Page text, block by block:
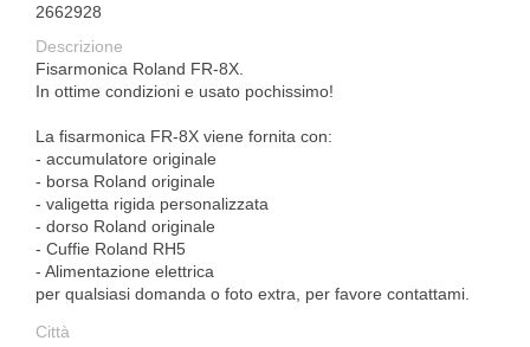
2662928
Descrizione
Fisarmonica Roland FR-8X.
In ottime condizioni e usato pochissimo!
La fisarmonica FR-8X viene fornita con:
- accumulatore originale
- borsa Roland originale
- valigetta rigida personalizzata
- dorso Roland originale
- Cuffie Roland RH5
- Alimentazione elettrica
per qualsiasi domanda o foto extra, per favore contattami.
Città